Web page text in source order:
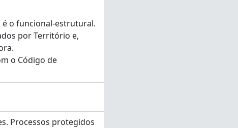
é o funcional-estrutural.
por Território e,
o Código de
Processos protegidos